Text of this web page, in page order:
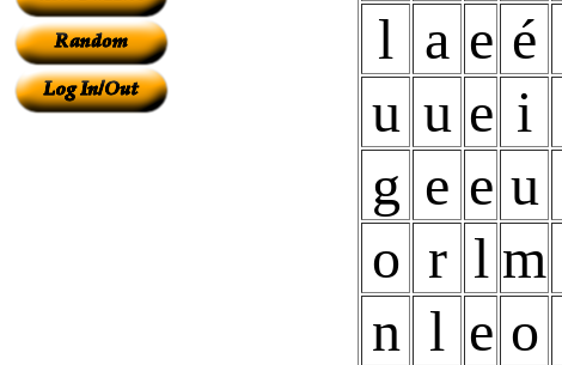
l a e é
u u e i
g e e u
o r l m
n l e o